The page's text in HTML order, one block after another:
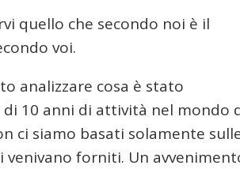
quello che secondo noi è il
voi.
analizzare cosa è stato
10 anni di attività nel mondo
ci siamo basati solamente
venivano forniti. Un